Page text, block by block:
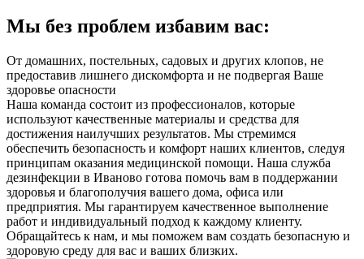
Мы без проблем избавим вас:
От домашних, постельных, садовых и других клопов, не
предоставив лишнего дискомфорта и не подвергая Ваше
здоровье опасности
Наша команда состоит из профессионалов, которые
используют качественные материалы и средства для
достижения наилучших результатов. Мы стремимся
обеспечить безопасность и комфорт наших клиентов, следуя
принципам оказания медицинской помощи. Наша служба
дезинфекции в Иваново готова помочь вам в поддержании
здоровья и благополучия вашего дома, офиса или
предприятия. Мы гарантируем качественное выполнение
работ и индивидуальный подход к каждому клиенту.
Обращайтесь к нам, и мы поможем вам создать безопасную и
здоровую среду для вас и ваших близких.